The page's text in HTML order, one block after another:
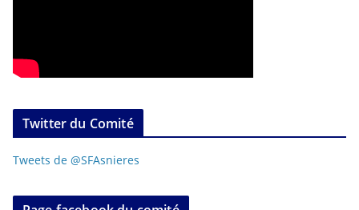
Twitter du Comité
Tweets de @SFAsnieres